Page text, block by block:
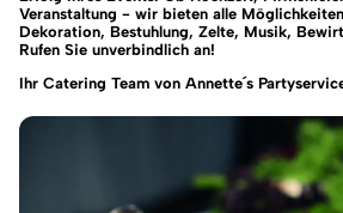
Veranstaltung - wir bieten alle
Dekoration, Bestuhlung, Zelte, Musik,
Rufen Sie unverbindlich an!
Ihr Catering Team von Annette´s